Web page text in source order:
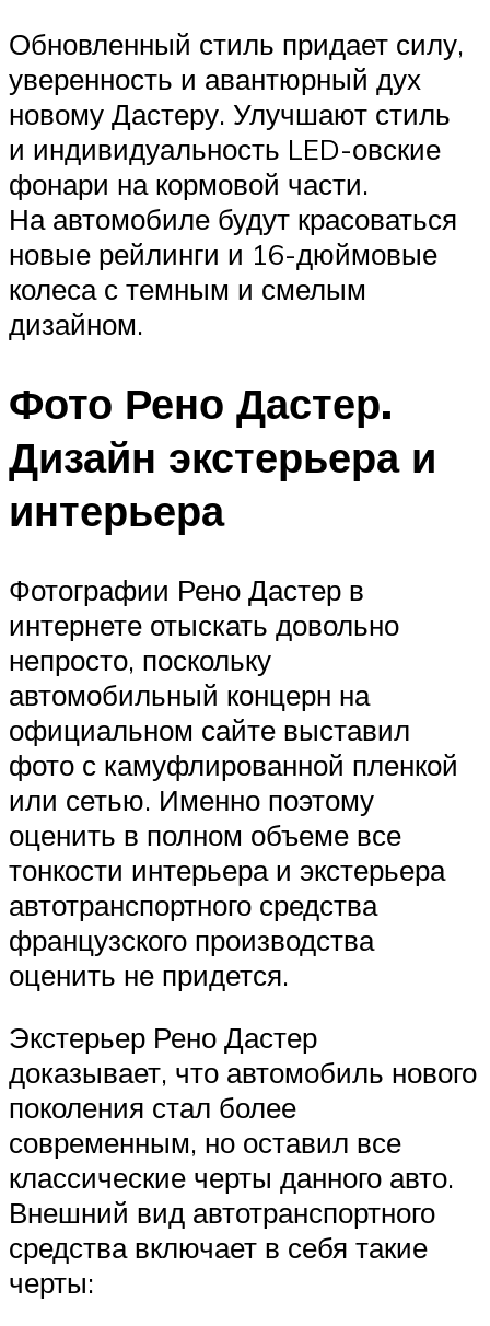
Обновленный стиль придает силу,
уверенность и авантюрный дух
новому Дастеру. Улучшают стиль
и индивидуальность LED-овские
фонари на кормовой части.
На автомобиле будут красоваться
новые рейлинги и 16-дюймовые
колеса с темным и смелым
дизайном.
Фото Рено Дастер.
Дизайн экстерьера и
интерьера
Фотографии Рено Дастер в
интернете отыскать довольно
непросто, поскольку
автомобильный концерн на
официальном сайте выставил
фото с камуфлированной пленкой
или сетью. Именно поэтому
оценить в полном объеме все
тонкости интерьера и экстерьера
автотранспортного средства
французского производства
оценить не придется.
Экстерьер Рено Дастер
доказывает, что автомобиль нового
поколения стал более
современным, но оставил все
классические черты данного авто.
Внешний вид автотранспортного
средства включает в себя такие
черты: